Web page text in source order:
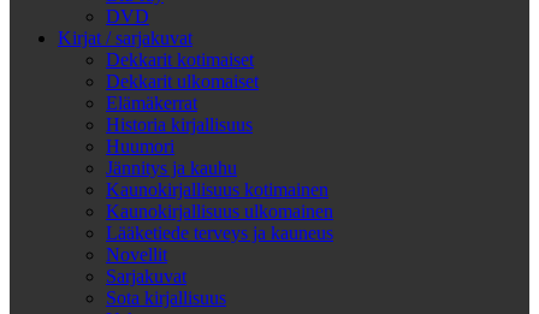
DVD
Kirjat / sarjakuvat
Dekkarit kotimaiset
Dekkarit ulkomaiset
Elämäkerrat
Historia kirjallisuus
Huumori
Jännitys ja kauhu
Kaunokirjallisuus kotimainen
Kaunokirjallisuus ulkomainen
Lääketiede terveys ja kauneus
Novellit
Sarjakuvat
Sota kirjallisuus